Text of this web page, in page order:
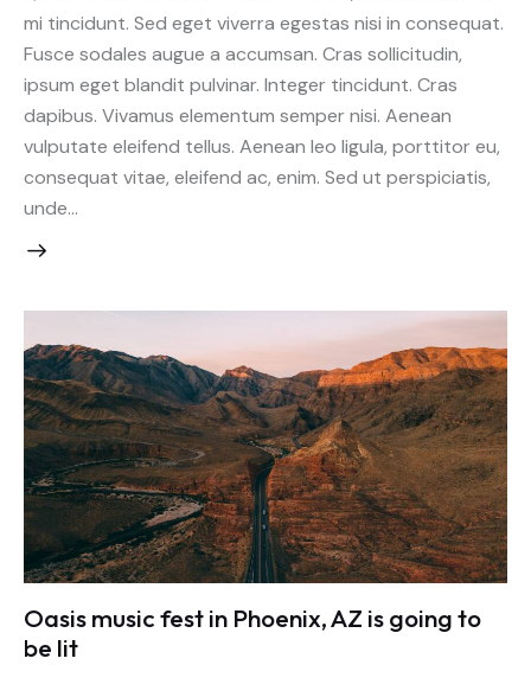
mi tincidunt. Sed eget viverra egestas nisi in consequat.
Fusce sodales augue a accumsan. Cras sollicitudin,
ipsum eget blandit pulvinar. Integer tincidunt. Cras
dapibus. Vivamus elementum semper nisi. Aenean
vulputate eleifend tellus. Aenean leo ligula, porttitor eu,
consequat vitae, eleifend ac, enim. Sed ut perspiciatis,
unde…
Oasis music fest in Phoenix, AZ is going to
be lit